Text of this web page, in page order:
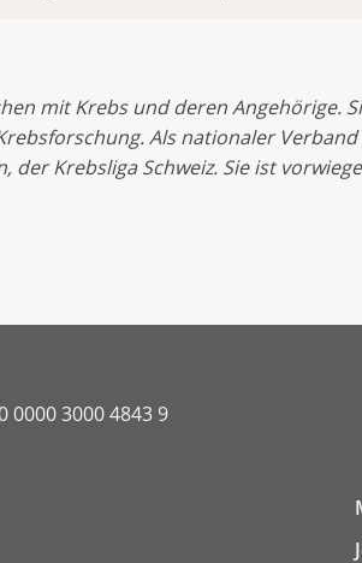
mit Krebs und deren Angehörige.
Als nationaler
Krebsliga Schweiz. Sie ist
0000 3000 4843 9